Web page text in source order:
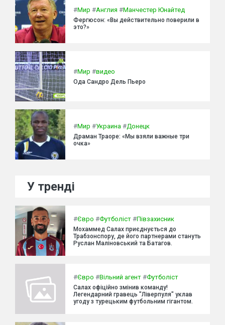
#Мир #Англия #Манчестер Юнайтед
Фергюсон: «Вы действительно поверили в
это?»
#Мир #видео
Ода Сандро Дель Пьеро
#Мир #Украина #Донецк
Драман Траоре: «Мы взяли важные три
очка»
У тренді
#Євро #Футболіст #Півзахисник
Мохаммед Салах приєднується до
Трабзонспору, де його партнерами стануть
Руслан Маліновський та Батагов.
#Євро #Вільний агент #Футболіст
Салах офіційно змінив команду!
Легендарний гравець "Ліверпуля" уклав
угоду з турецьким футбольним гігантом.